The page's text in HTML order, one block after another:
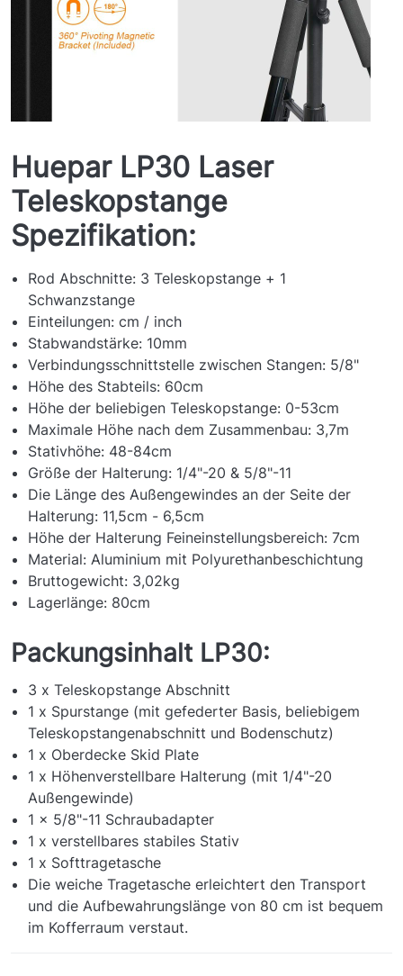
Huepar LP30 Laser
Teleskopstange
Spezifikation:
Rod Abschnitte: 3 Teleskopstange + 1
Schwanzstange
Einteilungen: cm / inch
Stabwandstärke: 10mm
Verbindungsschnittstelle zwischen Stangen: 5/8"
Höhe des Stabteils: 60cm
Höhe der beliebigen Teleskopstange: 0-53cm
Maximale Höhe nach dem Zusammenbau: 3,7m
Stativhöhe: 48-84cm
Größe der Halterung: 1/4"-20 & 5/8"-11
Die Länge des Außengewindes an der Seite der
Halterung: 11,5cm - 6,5cm
Höhe der Halterung Feineinstellungsbereich: 7cm
Material: Aluminium mit Polyurethanbeschichtung
Bruttogewicht: 3,02kg
Lagerlänge: 80cm
Packungsinhalt LP30:
3 x Teleskopstange Abschnitt
1 x Spurstange (mit gefederter Basis, beliebigem
Teleskopstangenabschnitt und Bodenschutz)
1 x Oberdecke Skid Plate
1 x Höhenverstellbare Halterung (mit 1/4"-20
Außengewinde)
1 x 5/8"-11 Schraubadapter
1 x verstellbares stabiles Stativ
1 x Softtragetasche
Die weiche Tragetasche erleichtert den Transport
und die Aufbewahrungslänge von 80 cm ist bequem
im Kofferraum verstaut.